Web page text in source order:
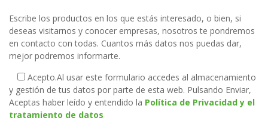
Escribe los productos en los que estás interesado, o bien, si
deseas visitarnos y conocer empresas, nosotros te pondremos
en contacto con todas. Cuantos más datos nos puedas dar,
mejor podremos informarte.
Acepto.Al usar este formulario accedes al almacenamiento
y gestión de tus datos por parte de esta web. Pulsando Enviar,
Aceptas haber leído y entendido la Política de Privacidad y el
tratamiento de datos